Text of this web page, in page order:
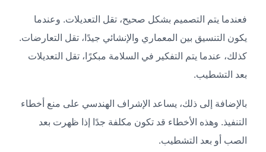
فعندما يتم التصميم بشكل صحيح، تقل التعديلات. وعندما
يكون التنسيق بين المعماري والإنشائي جيدًا، تقل التعارضات.
كذلك، عندما يتم التفكير في السلامة مبكرًا، تقل التعديلات
بعد التشطيب.
بالإضافة إلى ذلك، يساعد الإشراف الهندسي على منع أخطاء
التنفيذ. وهذه الأخطاء قد تكون مكلفة جدًا إذا ظهرت بعد
الصب أو بعد التشطيب.